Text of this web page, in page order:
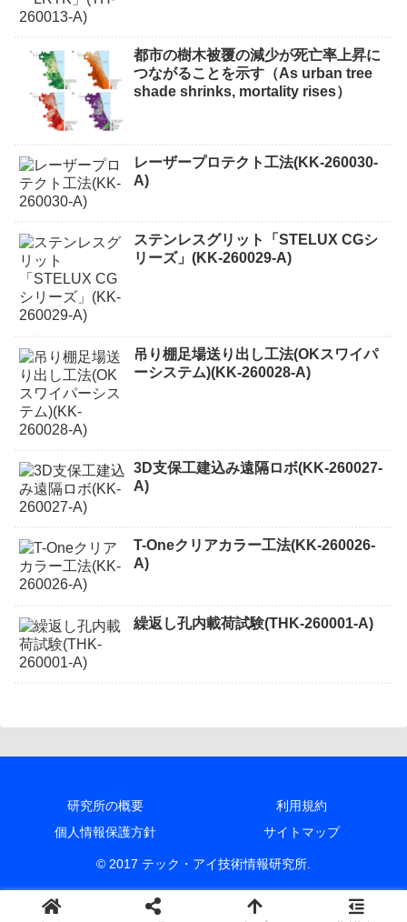
都市の樹木被覆の減少が死亡率上昇に
つながることを示す（As urban tree
shade shrinks, mortality rises）
レーザープロテクト⼯法(KK-260030-
A)
ステンレスグリット「STELUX CGシ
リーズ」(KK-260029-A)
吊り棚足場送り出し工法(OKスワイパ
ーシステム)(KK-260028-A)
3D支保工建込み遠隔ロボ(KK-260027-
A)
T-Oneクリアカラー工法(KK-260026-
A)
繰返し孔内載荷試験(THK-260001-A)
研究所の概要
利用規約
個人情報保護方針
サイトマップ
© 2017 テック・アイ技術情報研究所.